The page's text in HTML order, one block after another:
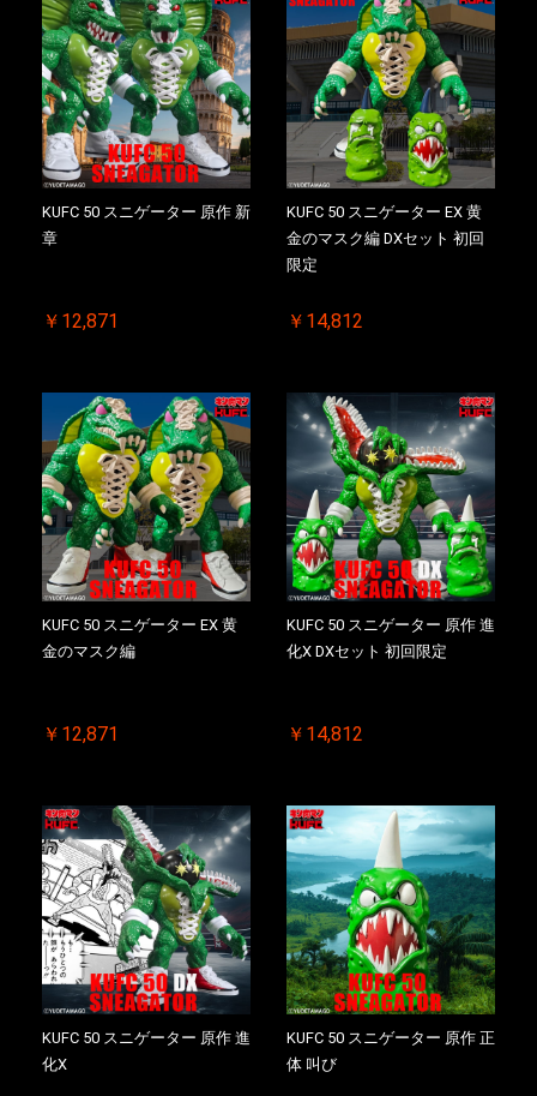
KUFC 50 スニゲーター 原作 新
章
￥12,871
KUFC 50 スニゲーター EX 黄
金のマスク編 DXセット 初回
限定
￥14,812
KUFC 50 スニゲーター EX 黄
金のマスク編
￥12,871
KUFC 50 スニゲーター 原作 進
化X DXセット 初回限定
￥14,812
KUFC 50 スニゲーター 原作 進
化X
KUFC 50 スニゲーター 原作 正
体 叫び